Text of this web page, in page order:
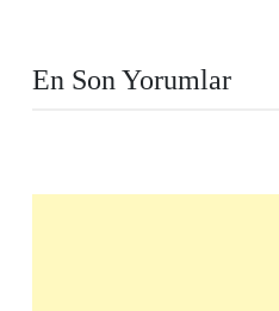
En Son Yorumlar